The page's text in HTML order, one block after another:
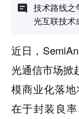
技术路线之
光互联技术
近日，
光通信市场掀
模商业化落地
在于封装良